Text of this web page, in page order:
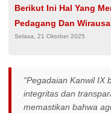
Berikut Ini Hal Yang
Pedagang Dan
Selasa, 21 Oktober 2025
“Pegadaian Kanwil IX
integritas dan
memastikan bahwa